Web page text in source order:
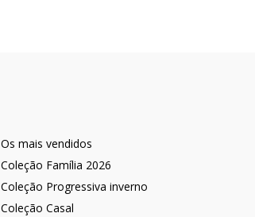
Os mais vendidos
Coleção Família 2026
Coleção Progressiva inverno
Coleção Casal